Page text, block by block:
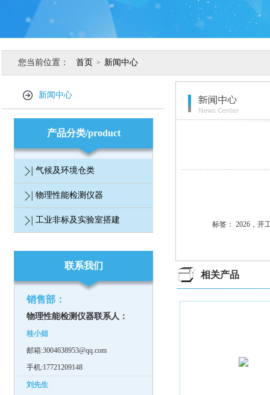
您当前位置： 首页 > 新闻中心
新闻中心
产品分类/product
气候及环境仓类
物理性能检测仪器
工业非标及实验室搭建
联系我们
销售部：
物理性能检测仪器联系人：
桂小姐
邮箱:3004638953@qq.com
手机:17721209148
刘先生
标签： 2026，开
相关产品